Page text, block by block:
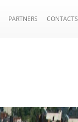
PARTNERS CONTACTS